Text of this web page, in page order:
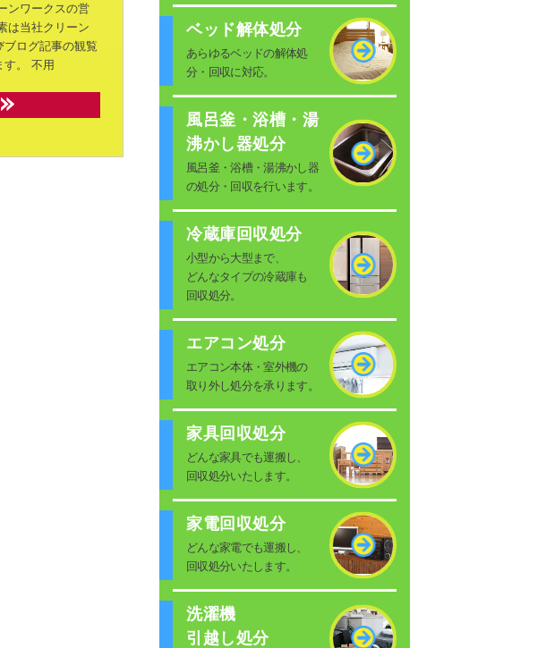
ンワークスの営
は当社クリーン
ブログ記事の観覧
。 不用
ベッド解体処分
あらゆるベッドの解体処
分・回収に対応。
風呂釜・浴槽・湯
沸かし器処分
風呂釜・浴槽・湯沸かし器
の処分・回収を行います。
冷蔵庫回収処分
小型から大型まで、
どんなタイプの冷蔵庫も
回収処分。
エアコン処分
エアコン本体・室外機の
取り外し処分を承ります。
家具回収処分
どんな家具でも運搬し、
回収処分いたします。
家電回収処分
どんな家電でも運搬し、
回収処分いたします。
洗濯機
引越し処分